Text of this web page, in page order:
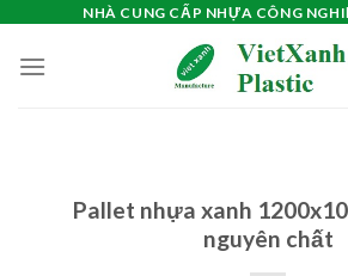
content
NHÀ CUNG CẤP NHỰA CÔNG
Pallet nhựa xanh
nguyên chất